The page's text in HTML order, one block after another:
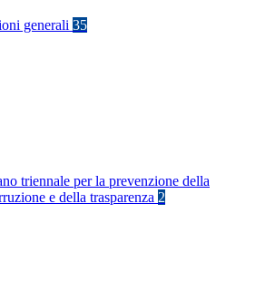
generali 35
triennale per la prevenzione della
e della trasparenza 2